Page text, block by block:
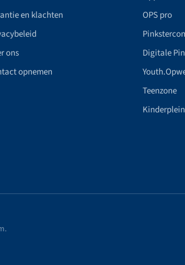
en klachten
ons
opnemen
OPS pro
Digitale
Teenzone
Kinderplein
.